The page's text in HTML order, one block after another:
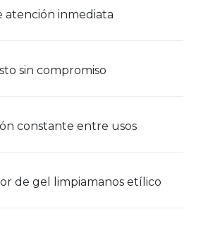
atención inmediata
sin compromiso
constante entre usos
de gel limpiamanos etílico